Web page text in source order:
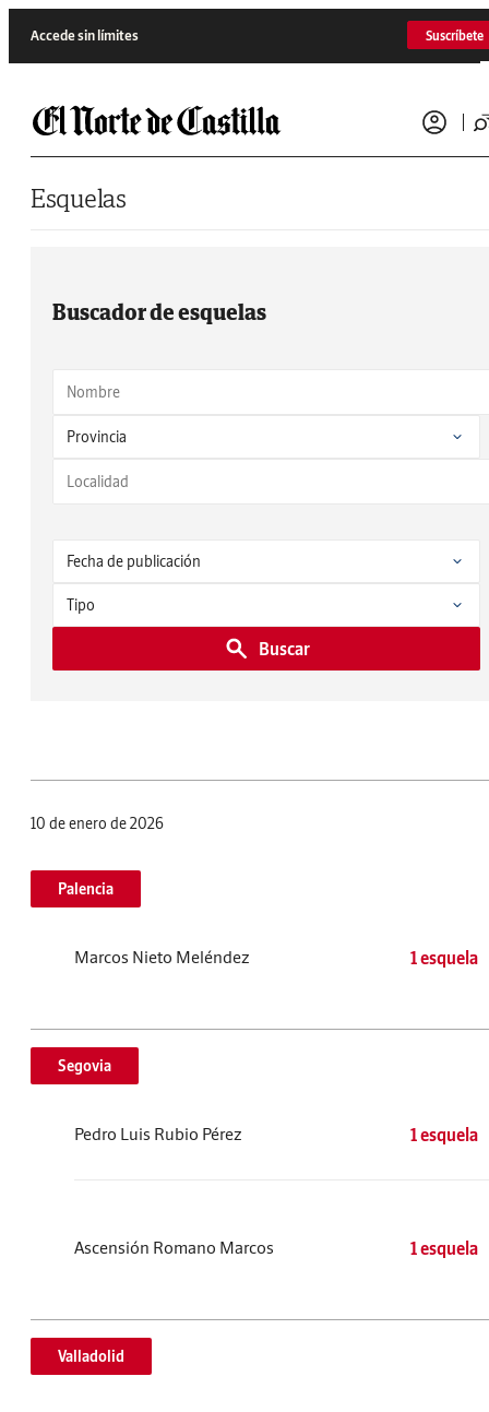
Accede sin límites Suscríbete
Esquelas
Buscador de esquelas
Buscar
10 de enero de 2026
Palencia
Marcos Nieto Meléndez 1 esquela
Segovia
Pedro Luis Rubio Pérez 1 esquela
Ascensión Romano Marcos 1 esquela
Valladolid